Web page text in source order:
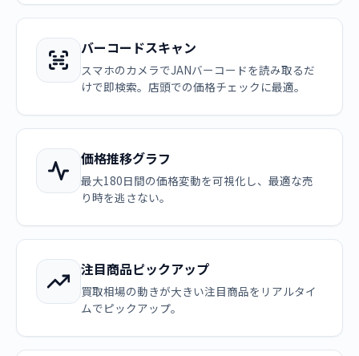
バーコードスキャン
スマホのカメラでJANバーコードを読み取るだ
けで即検索。店頭での価格チェックに最適。
価格推移グラフ
最大180日間の価格変動を可視化し、最適な売
り時を逃さない。
注目商品ピックアップ
買取相場の動きが大きい注目商品をリアルタイ
ムでピックアップ。